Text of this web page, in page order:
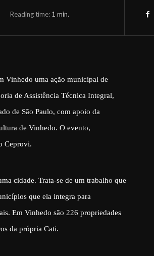
Reading time: 1 min.
Vinhedo uma ação municipal de
de Assistência Técnica Integral,
de São Paulo, com apoio da
de Vinhedo. O evento,
Ceprovi.
cidade. Trata-se de um trabalho que
que ela integra para
Em Vinhedo são 226 propriedades
da própria Cati.